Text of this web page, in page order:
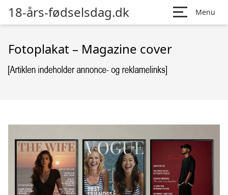
18-års-fødselsdag.dk Menu
Fotoplakat – Magazine cover